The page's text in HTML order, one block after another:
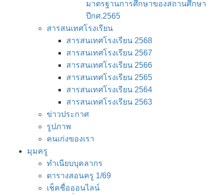
มาตรฐานการศึกษาของสถานศึกษา
ปีกศ.2565
สารสนเทศโรงเรียน
สารสนเทศโรงเรียน 2568
สารสนเทศโรงเรียน 2567
สารสนเทศโรงเรียน 2566
สารสนเทศโรงเรียน 2565
สารสนเทศโรงเรียน 2564
สารสนเทศโรงเรียน 2563
ข่าวประกาศ
รูปภาพ
คนเก่งของเรา
มุมครู
ทำเนียบบุคลากร
ตารางสอนครู 1/69
เช็คชื่อออนไลน์